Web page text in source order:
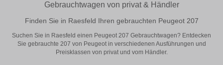
Gebrauchtwagen von privat & Händler
Finden Sie in Raesfeld Ihren gebrauchten Peugeot 207
Suchen Sie in Raesfeld einen Peugeot 207 Gebrauchtwagen? Entdecken
Sie gebrauchte 207 von Peugeot in verschiedenen Ausführungen und
Preisklassen von privat und vom Händler.